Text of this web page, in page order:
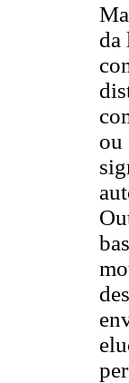
da
ou